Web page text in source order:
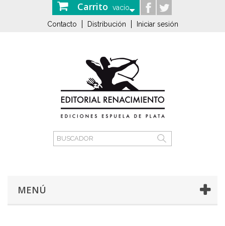
Carrito vacío
Contacto Distribución Iniciar sesión
MENÚ